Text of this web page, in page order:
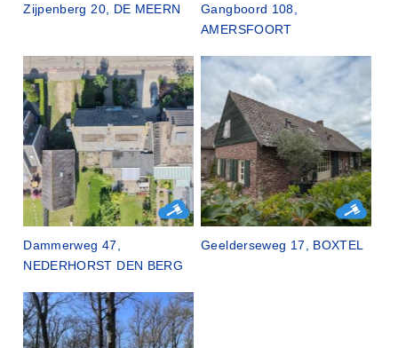
Zijpenberg 20, DE MEERN
Gangboord 108,
AMERSFOORT
Dammerweg 47,
NEDERHORST DEN BERG
Geelderseweg 17, BOXTEL